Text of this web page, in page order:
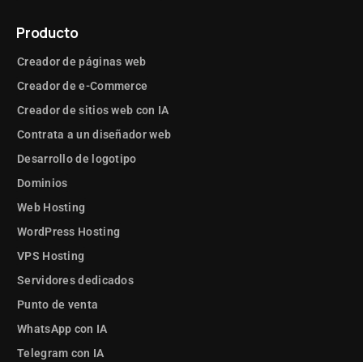
Producto
Creador de páginas web
Creador de e-Commerce
Creador de sitios web con IA
Contrata a un diseñador web
Desarrollo de logotipo
Dominios
Web Hosting
WordPress Hosting
VPS Hosting
Servidores dedicados
Punto de venta
WhatsApp con IA
Telegram con IA